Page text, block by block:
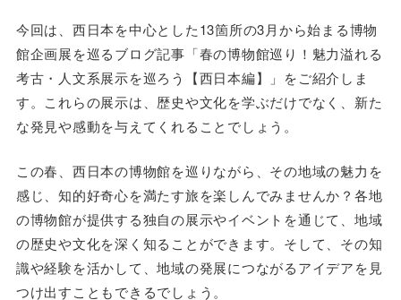
今回は、西日本を中心とした13箇所の3月から始まる博物
館企画展を巡るブログ記事「春の博物館巡り！魅力溢れる
考古・人文系展示を巡ろう【西日本編】」をご紹介しま
す。これらの展示は、歴史や文化を学ぶだけでなく、新た
な発見や感動を与えてくれることでしょう。
この春、西日本の博物館を巡りながら、その地域の魅力を
感じ、知的好奇心を満たす旅を楽しんでみませんか？各地
の博物館が提供する独自の展示やイベントを通じて、地域
の歴史や文化を深く知ることができます。そして、その知
識や経験を活かして、地域の発展につながるアイデアを見
つけ出すこともできるでしょう。